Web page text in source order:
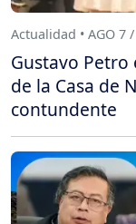
Actualidad • AGO 7
Gustavo
de la Casa de
contundente